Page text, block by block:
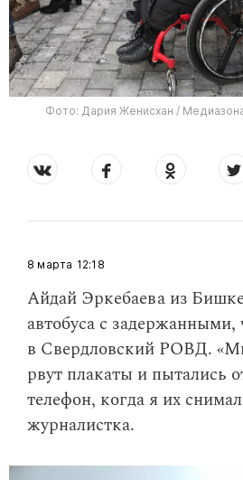
Фото: Дария Женисхан /
12:18
8 марта
Айдай Эркебаева из
автобуса с задержанными,
в Свердловский РОВД.
рвут плакаты и пытались
телефон, когда я их
журналистка.